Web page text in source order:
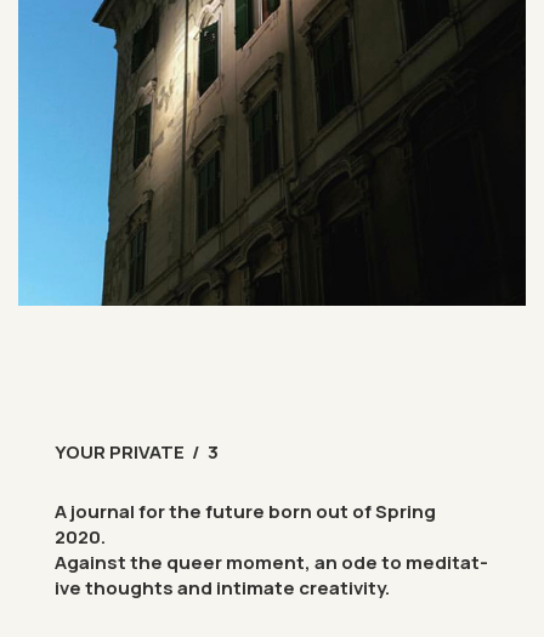
YOUR PRIVATE / 3
A journal for the fu­ture born out of Spring
2020.
Against the queer mo­ment,an ode to med­it­at­
ive thoughtsand in­tim­ate cre­ativ­ity.